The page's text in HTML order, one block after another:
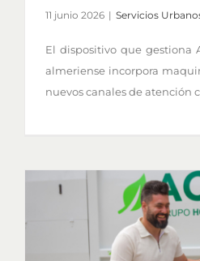
11 junio 2026 | Servicios
El dispositivo que gestiona
almeriense incorpora
nuevos canales de atención